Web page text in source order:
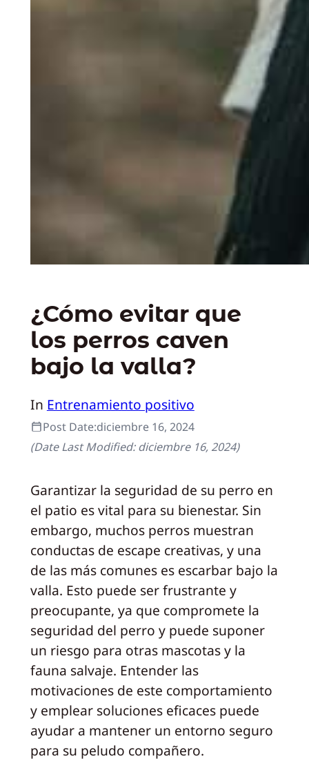
¿Cómo evitar que
los perros caven
bajo la valla?
In Entrenamiento positivo
Post Date:diciembre 16, 2024
(Date Last Modified:diciembre 16, 2024)
Garantizar la seguridad de su perro en
el patio es vital para su bienestar. Sin
embargo, muchos perros muestran
conductas de escape creativas, y una
de las más comunes es escarbar bajo la
valla. Esto puede ser frustrante y
preocupante, ya que compromete la
seguridad del perro y puede suponer
un riesgo para otras mascotas y la
fauna salvaje. Entender las
motivaciones de este comportamiento
y emplear soluciones eficaces puede
ayudar a mantener un entorno seguro
para su peludo compañero.